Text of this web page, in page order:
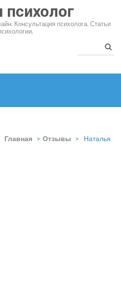
психолог
Консультация психолога. Статьи
Главная > Отзывы > Наталья